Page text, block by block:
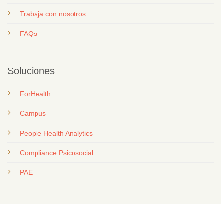
Trabaja con nosotros
FAQs
Soluciones
ForHealth
Campus
People Health Analytics
Compliance Psicosocial
PAE